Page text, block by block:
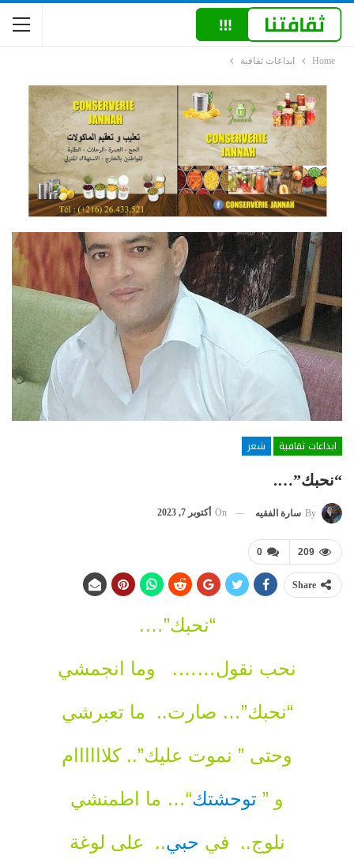
Home ابداعات ثقافية
ابداعات ثقافية
شعر
“نحبك”….
By سارة الفقيه On أكتوبر 7, 2023
0 209
Share
“نحبك”….
نحب نقول……. وما انجمشي
“نحبك”… صارت.. ما تعبرشي
وحتى ” نموت عليك”.. كلاااااام
و ” توحشتك“… ما اطمنشي
نلوج.. في حبي.. على لوغة